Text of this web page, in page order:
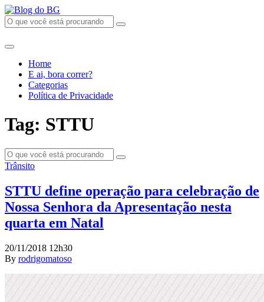
Home
E ai, bora correr?
Categorias
Política de Privacidade
Tag: STTU
Trânsito
STTU define operação para celebração de
Nossa Senhora da Apresentação nesta
quarta em Natal
20/11/2018 12h30
By rodrigomatoso